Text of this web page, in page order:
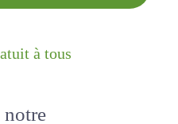
gratuit à